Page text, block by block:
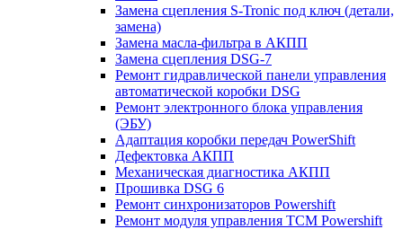
Замена сцепления S-Tronic под ключ (детали,
замена)
Замена масла-фильтра в АКПП
Замена сцепления DSG-7
Ремонт гидравлической панели управления
автоматической коробки DSG
Ремонт электронного блока управления
(ЭБУ)
Адаптация коробки передач PowerShift
Дефектовка АКПП
Механическая диагностика АКПП
Прошивка DSG 6
Ремонт синхронизаторов Powershift
Ремонт модуля управления TCM Powershift